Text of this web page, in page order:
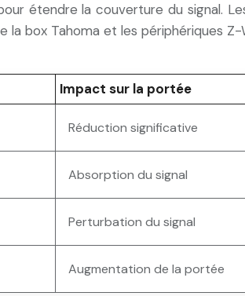
étendre la couverture du signal.
box Tahoma et les périphériques
Impact sur la portée
Réduction significative
Absorption du signal
Perturbation du signal
Augmentation de la portée